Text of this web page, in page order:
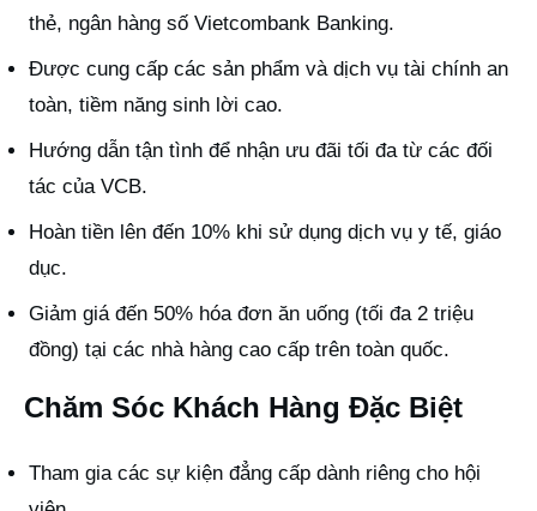
thẻ, ngân hàng số Vietcombank Banking.
Được cung cấp các sản phẩm và dịch vụ tài chính an
toàn, tiềm năng sinh lời cao.
Hướng dẫn tận tình để nhận ưu đãi tối đa từ các đối
tác của VCB.
Hoàn tiền lên đến 10% khi sử dụng dịch vụ y tế, giáo
dục.
Giảm giá đến 50% hóa đơn ăn uống (tối đa 2 triệu
đồng) tại các nhà hàng cao cấp trên toàn quốc.
Chăm Sóc Khách Hàng Đặc Biệt
Tham gia các sự kiện đẳng cấp dành riêng cho hội